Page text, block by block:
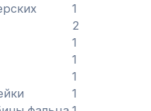
1
2
1
1
1
1